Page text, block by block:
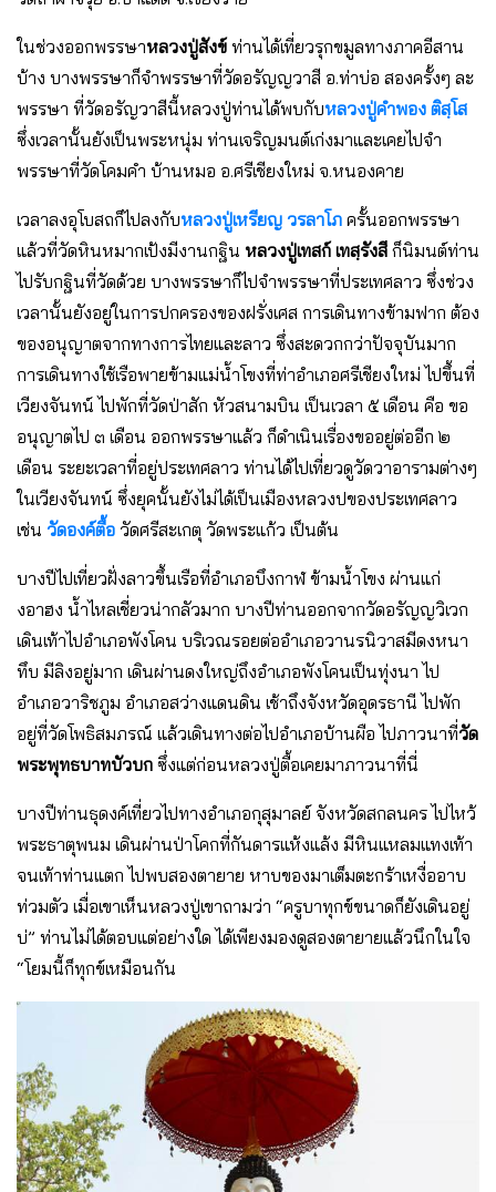
ในช่วงออกพรรษาหลวงปู่สังข์ ท่านได้เที่ยวรุกขมูลทางภาคอีสาน
บ้าง บางพรรษาก็จำพรรษาที่วัดอรัญญวาสี อ.ท่าบ่อ สองครั้งๆ ละ
พรรษา ที่วัดอรัญวาสีนี้หลวงปู่ท่านได้พบกับหลวงปู่คำพอง ติสฺโส
ซึ่งเวลานั้นยังเป็นพระหนุ่ม ท่านเจริญมนต์เก่งมาและเคยไปจำ
พรรษาที่วัดโคมคำ บ้านหมอ อ.ศรีเชียงใหม่ จ.หนองคาย
เวลาลงอุโบสถก็ไปลงกับหลวงปู่เหรียญ วรลาโภ ครั้นออกพรรษา
แล้วที่วัดหินหมากเป้งมีงานกฐิน หลวงปู่เทสก์ เทสฺรังสี ก็นิมนต์ท่าน
ไปรับกฐินที่วัดด้วย บางพรรษาก็ไปจำพรรษาที่ประเทศลาว ซึ่งช่วง
เวลานั้นยังอยู่ในการปกครองของฝรั่งเศส การเดินทางข้ามฟาก ต้อง
ของอนุญาตจากทางการไทยและลาว ซึ่งสะดวกกว่าปัจจุบันมาก
การเดินทางใช้เรือพายข้ามแม่น้ำโขงที่ท่าอำเภอศรีเชียงใหม่ ไปขึ้นที่
เวียงจันทน์ ไปพักที่วัดป่าสัก หัวสนามบิน เป็นเวลา ๕ เดือน คือ ขอ
อนุญาตไป ๓ เดือน ออกพรรษาแล้ว ก็ดำเนินเรื่องขออยู่ต่ออีก ๒
เดือน ระยะเวลาที่อยู่ประเทศลาว ท่านได้ไปเที่ยวดูวัดวาอารามต่างๆ
ในเวียงจันทน์ ซึ่งยุคนั้นยังไม่ได้เป็นเมืองหลวงปของประเทศลาว
เช่น วัดองค์ตื้อ วัดศรีสะเกตุ วัดพระแก้ว เป็นต้น
บางปีไปเที่ยวฝั่งลาวขึ้นเรือที่อำเภอบึงกาฬ ข้ามน้ำโขง ผ่านแก่
งอาฮง น้ำไหลเชี่ยวน่ากลัวมาก บางปีท่านออกจากวัดอรัญญวิเวก
เดินเท้าไปอำเภอพังโคน บริเวณรอยต่ออำเภอวานรนิวาสมีดงหนา
ทึบ มีลิงอยู่มาก เดินผ่านดงใหญ่ถึงอำเภอพังโคนเป็นทุ่งนา ไป
อำเภอวาริชภูม อำเภอสว่างแดนดิน เช้าถึงจังหวัดอุดรธานี ไปพัก
อยู่ที่วัดโพธิสมภรณ์ แล้วเดินทางต่อไปอำเภอบ้านผือ ไปภาวนาที่วัด
พระพุทธบาทบัวบก ซึ่งแต่ก่อนหลวงปู่ตื้อเคยมาภาวนาที่นี่
บางปีท่านธุดงค์เที่ยวไปทางอำเภอกุสุมาลย์ จังหวัดสกลนคร ไปไหว้
พระธาตุพนม เดินผ่านป่าโคกที่กันดารแห้งแล้ง มีหินแหลมแทงเท้า
จนเท้าท่านแตก ไปพบสองตายาย หาบของมาเต็มตะกร้าเหงื่ออาบ
ท่วมตัว เมื่อเขาเห็นหลวงปู่เขาถามว่า “ครูบาทุกข์ขนาดก็ยังเดินอยู่
บ่” ท่านไม่ได้ตอบแต่อย่างใด ได้เพียงมองดูสองตายายแล้วนึกในใจ
“โยมนี้ก็ทุกข์เหมือนกัน